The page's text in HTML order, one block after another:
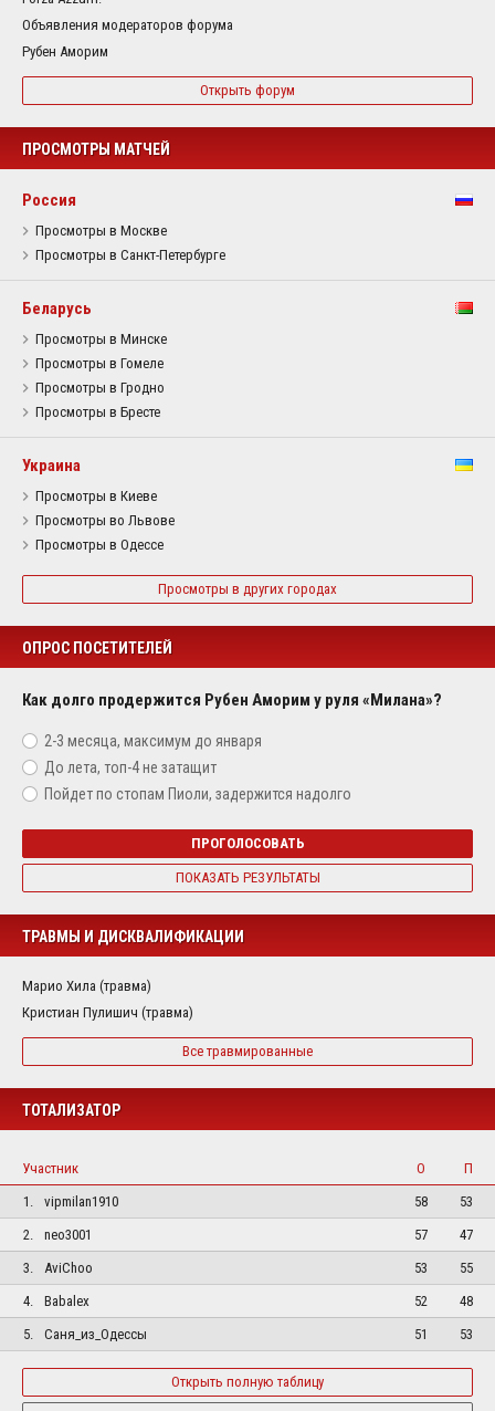
Объявления модераторов форума
Рубен Аморим
Открыть форум
ПРОСМОТРЫ МАТЧЕЙ
Россия
Просмотры в Москве
Просмотры в Санкт-Петербурге
Беларусь
Просмотры в Минске
Просмотры в Гомеле
Просмотры в Гродно
Просмотры в Бресте
Украина
Просмотры в Киеве
Просмотры во Львове
Просмотры в Одессе
Просмотры в других городах
ОПРОС ПОСЕТИТЕЛЕЙ
Как долго продержится Рубен Аморим у руля «Милана»?
2-3 месяца, максимум до января
До лета, топ-4 не затащит
Пойдет по стопам Пиоли, задержится надолго
ПРОГОЛОСОВАТЬ
ПОКАЗАТЬ РЕЗУЛЬТАТЫ
ТРАВМЫ И ДИСКВАЛИФИКАЦИИ
Марио Хила (травма)
Кристиан Пулишич (травма)
Все травмированные
ТОТАЛИЗАТОР
Участник О
П
1.
vipmilan1910 58
53
2.
neo3001 57
47
3.
AviChoo 53
55
4.
Babalex 52
48
5.
Саня_из_Одессы 51 53
Открыть полную таблицу